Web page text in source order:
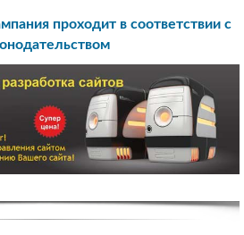
проходит в соответствии с